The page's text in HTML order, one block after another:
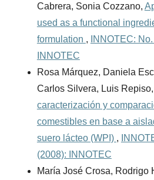
Cabrera, Sonia Cozzano,
used as a functional
formulation ,
INNOTEC:
INNOTEC
Rosa Márquez, Daniela
Carlos Silvera, Luis Repiso,
caracterización y
comestibles en base a
suero lácteo (WPI) ,
(2008): INNOTEC
María José Crosa, Rodrigo